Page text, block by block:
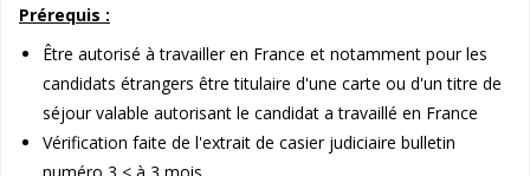
Prérequis :
Être autorisé à travailler en France et notamment pour les
candidats étrangers être titulaire d'une carte ou d'un titre de
séjour valable autorisant le candidat a travaillé en France
Vérification faite de l'extrait de casier judiciaire bulletin